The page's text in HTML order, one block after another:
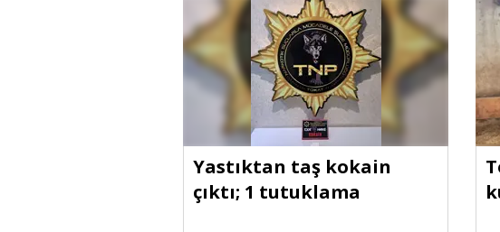
Yastıktan taş kokain
çıktı; 1 tutuklama